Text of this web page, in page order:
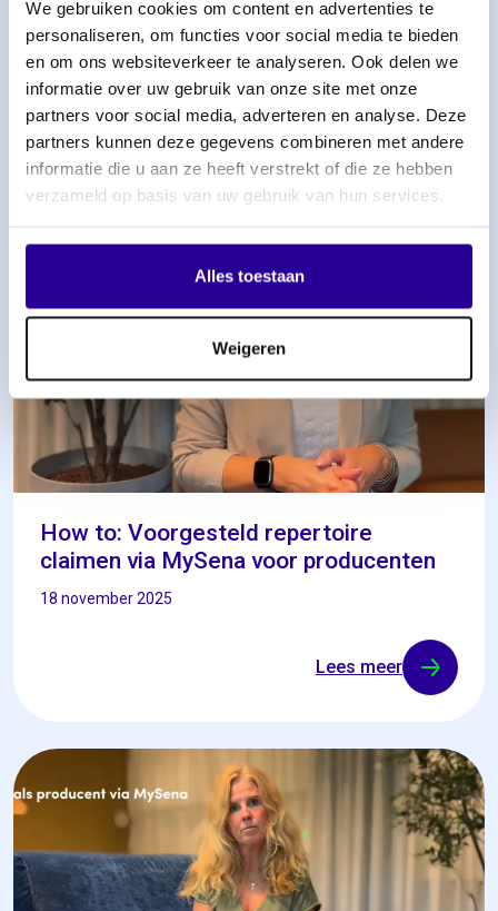
We gebruiken cookies om content en advertenties te
personaliseren, om functies voor social media te bieden
en om ons websiteverkeer te analyseren. Ook delen we
informatie over uw gebruik van onze site met onze
partners voor social media, adverteren en analyse. Deze
partners kunnen deze gegevens combineren met andere
informatie die u aan ze heeft verstrekt of die ze hebben
verzameld op basis van uw gebruik van hun services.
Alles toestaan
Weigeren
Lees meer
How to: Voorgesteld repertoire
claimen via MySena voor producenten
18 november 2025
Lees meer